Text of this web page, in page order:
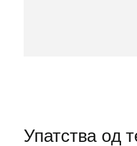
Упатства од